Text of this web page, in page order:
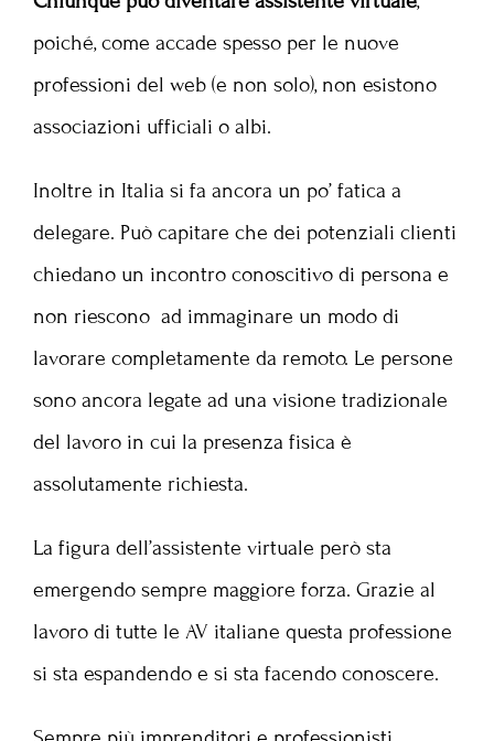
poiché, come accade spesso per le nuove
professioni del web (e non solo), non esistono
associazioni ufficiali o albi.
Inoltre in Italia si fa ancora un po’ fatica a
delegare. Può capitare che dei potenziali clienti
chiedano un incontro conoscitivo di persona e
non riescono ad immaginare un modo di
lavorare completamente da remoto. Le persone
sono ancora legate ad una visione tradizionale
del lavoro in cui la presenza fisica è
assolutamente richiesta.
La figura dell’assistente virtuale però sta
emergendo sempre maggiore forza. Grazie al
lavoro di tutte le AV italiane questa professione
si sta espandendo e si sta facendo conoscere.